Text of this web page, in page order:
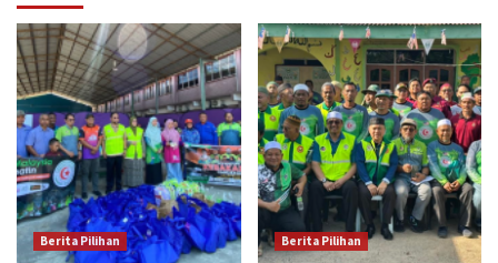
Berita Pilihan Berita Pilihan